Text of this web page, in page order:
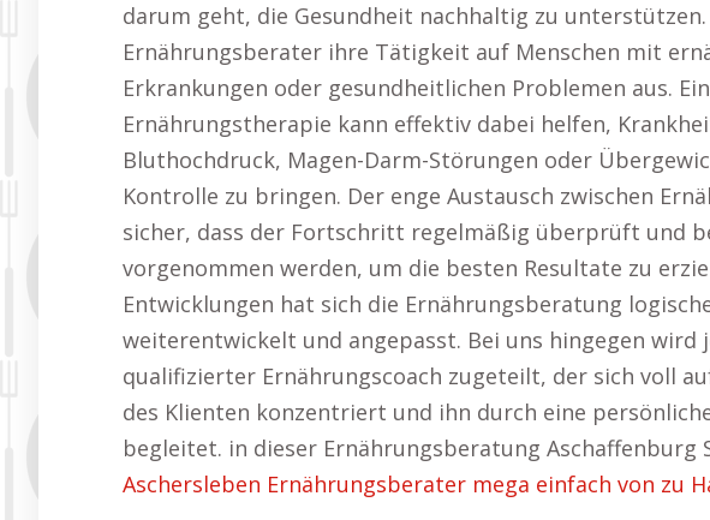
darum geht, die Gesundheit nachhaltig zu
Ernährungsberater ihre Tätigkeit auf Menschen mit
Erkrankungen oder gesundheitlichen Problemen aus.
Ernährungstherapie kann effektiv dabei helfen,
Bluthochdruck, Magen-Darm-Störungen oder
Kontrolle zu bringen. Der enge Austausch zwischen
sicher, dass der Fortschritt regelmäßig überprüft und
vorgenommen werden, um die besten Resultate zu
Entwicklungen hat sich die Ernährungsberatung
weiterentwickelt und angepasst. Bei uns hingegen wird
qualifizierter Ernährungscoach zugeteilt, der sich voll
des Klienten konzentriert und ihn durch eine
begleitet. in dieser Ernährungsberatung Aschaffenburg
Aschersleben Ernährungsberater mega einfach von zu